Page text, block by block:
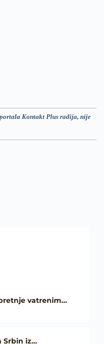
Kontakt Plus radija, nije
vatrenim…
Srbin iz…